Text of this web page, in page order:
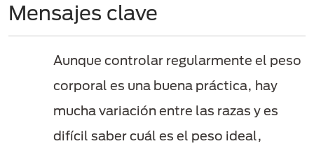
Mensajes clave
Aunque controlar regularmente el peso
corporal es una buena práctica, hay
mucha variación entre las razas y es
difícil saber cuál es el peso ideal,